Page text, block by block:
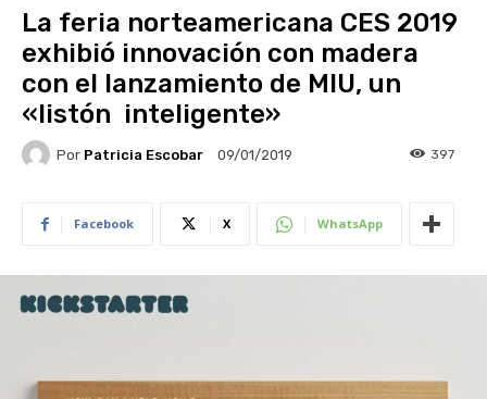
La feria norteamericana CES 2019
exhibió innovación con madera
con el lanzamiento de MIU, un
«listón inteligente»
Por Patricia Escobar 09/01/2019 397
Facebook X WhatsApp